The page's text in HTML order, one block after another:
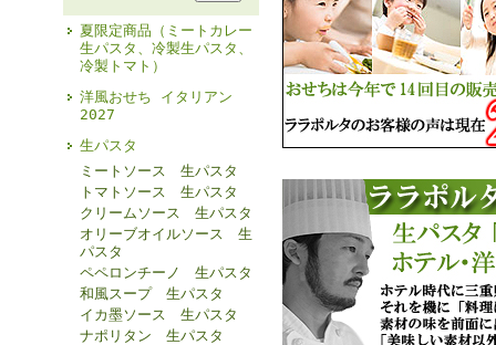
夏限定商品（ミートカレー
生パスタ、冷製生パスタ、
冷製トマト）
洋風おせち イタリアン
2027
生パスタ
ミートソース 生パスタ
トマトソース 生パスタ
クリームソース 生パスタ
オリーブオイルソース 生
パスタ
ペペロンチーノ 生パスタ
和風スープ 生パスタ
イカ墨ソース 生パスタ
ナポリタン 生パスタ